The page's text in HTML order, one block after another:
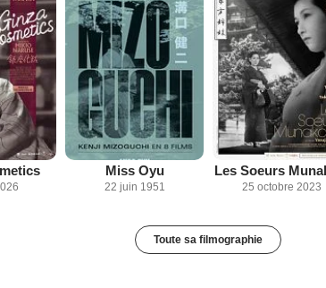
Miss Oyu
22 juin 1951
Les Soeurs
25 octobre 2023
Toute sa filmographie